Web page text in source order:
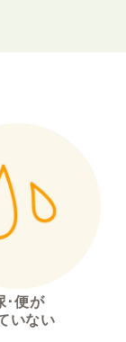
･便が
いない